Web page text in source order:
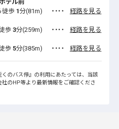
テル前
徒歩 1分(81m) ・・・・
経路を見る
歩 3分(259m) ・・・・
経路を見る
歩 5分(385m) ・・・・ 経路を見る
くのバス停』 の利用にあたっては、当該
社のHP等より最新情報をご確認くださ